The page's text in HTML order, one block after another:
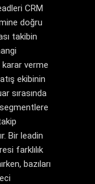
CRM
doğru
takibin
verme
ekibinin
sırasında
Bir leadin
farklılık
bazıları